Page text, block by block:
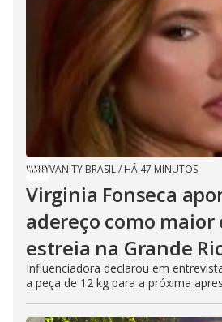
VANITY BRASIL/ HÁ 47 MINUTOS
Virginia Fonseca
adereço como maior
estreia na Grande
Influenciadora declarou em
a peça de 12 kg para a próxima